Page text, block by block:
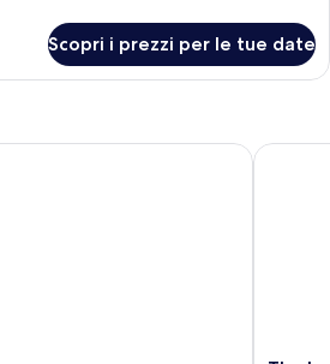
Scopri i prezzi per le tue date
The